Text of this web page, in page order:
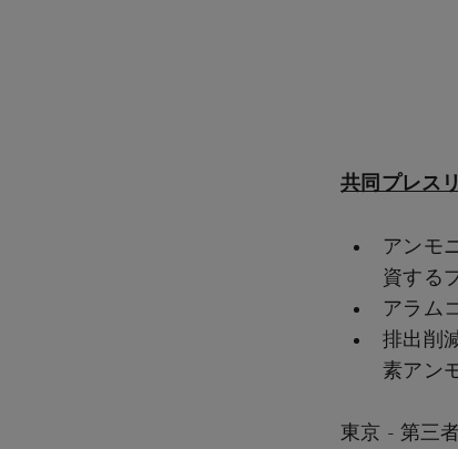
共同プレス
アンモ
資する
アラム
排出削
素アン
東京 - 第三